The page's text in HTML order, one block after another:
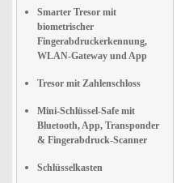
Smarter Tresor mit
biometrischer
Fingerabdruckerkennung,
WLAN-Gateway und App
Tresor mit Zahlenschloss
Mini-Schlüssel-Safe mit
Bluetooth, App, Transponder
& Fingerabdruck-Scanner
Schlüsselkasten